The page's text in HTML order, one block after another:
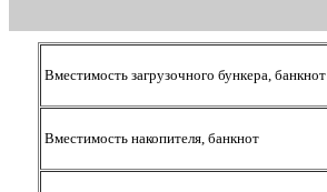
Вместимость загрузочного бункера, банкнот
Вместимость накопителя, банкнот